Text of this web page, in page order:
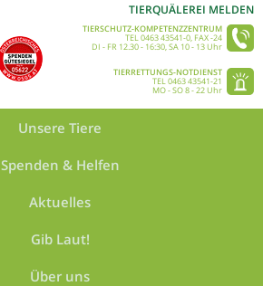
TIERQUÄLEREI MELDEN
TIERSCHUTZ-KOMPETENZZENTRUM
TEL 0463 43541-0, FAX -24
DI - FR 12.30 - 16:30, SA 10 - 13 Uhr
TIERRETTUNGS-NOTDIENST
TEL 0463 43541-21
MO - SO 8 - 22 Uhr
Unsere Tiere
Spenden & Helfen
Aktuelles
Gib Laut!
Über uns